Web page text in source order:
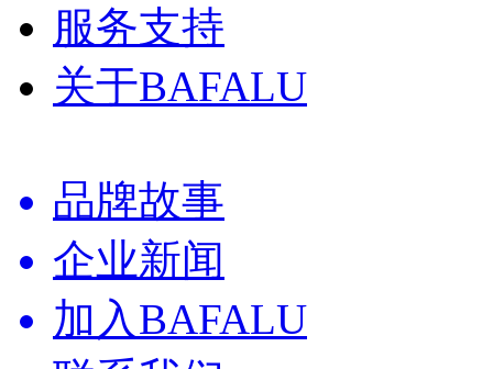
服务支持
关于BAFALU
品牌故事
企业新闻
加入BAFALU